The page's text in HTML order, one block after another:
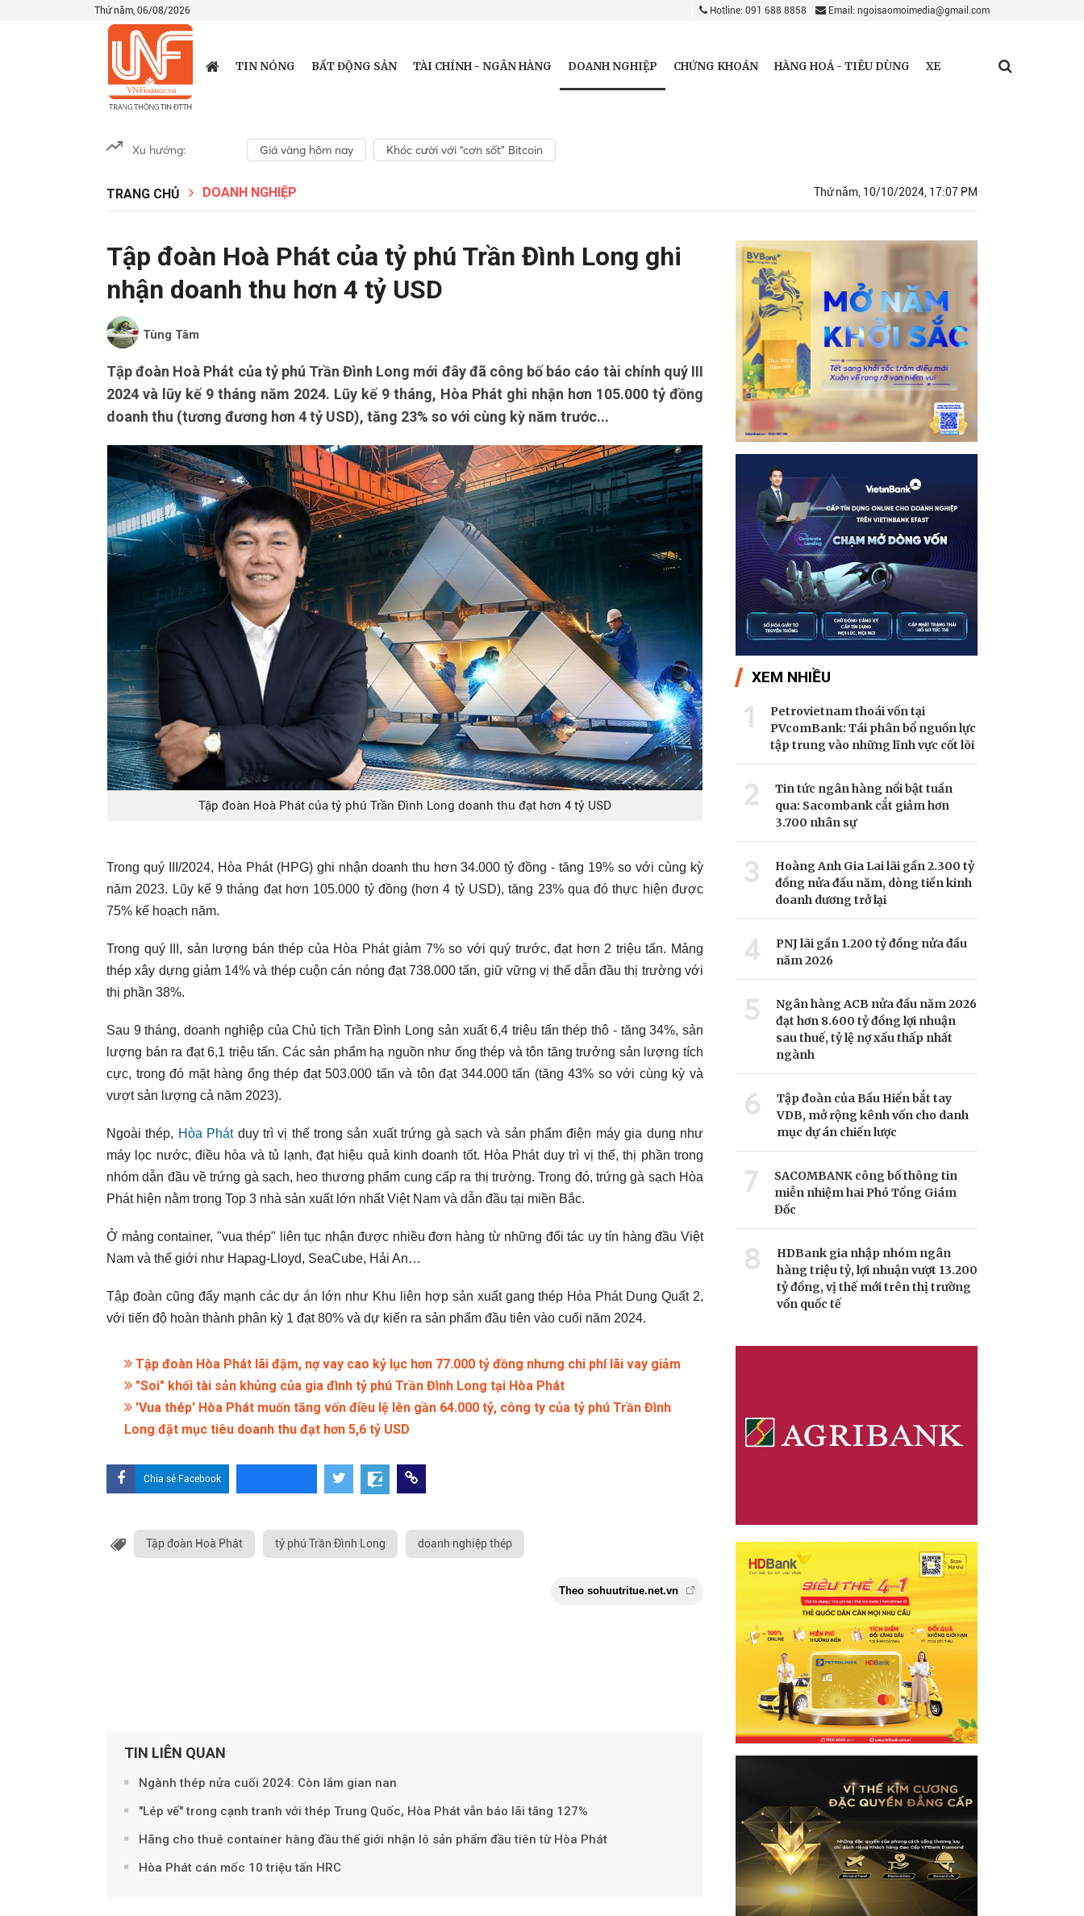
Thứ năm, 06/08/2026 Hotline: 091 688 8858 Email: ngoisaomoimedia@gmail.com
TIN NÓNG BẤT ĐỘNG SẢN TÀI CHÍNH - NGÂN HÀNG DOANH NGHIỆP CHỨNG KHOÁN HÀNG HOÁ - TIÊU DÙNG XE
Xu hướng: Giá vàng hôm nay Khóc cười với “cơn sốt” Bitcoin
TRANG CHỦ DOANH NGHIỆP Thứ năm, 10/10/2024, 17:07 PM
Tập đoàn Hoà Phát của tỷ phú Trần Đình Long ghi
nhận doanh thu hơn 4 tỷ USD
Tùng Tâm
Tập đoàn Hoà Phát của tỷ phú Trần Đình Long mới đây đã công bố báo cáo tài chính quý III
2024 và lũy kế 9 tháng năm 2024. Lũy kế 9 tháng, Hòa Phát ghi nhận hơn 105.000 tỷ đồng
doanh thu (tương đương hơn 4 tỷ USD), tăng 23% so với cùng kỳ năm trước...
Tập đoàn Hoà Phát của tỷ phú Trần Đình Long doanh thu đạt hơn 4 tỷ USD
Trong quý III/2024, Hòa Phát (HPG) ghi nhận doanh thu hơn 34.000 tỷ đồng - tăng 19% so với cùng kỳ
năm 2023. Lũy kế 9 tháng đạt hơn 105.000 tỷ đồng (hơn 4 tỷ USD), tăng 23% qua đó thực hiện được
75% kế hoạch năm.
Trong quý III, sản lượng bán thép của Hòa Phát giảm 7% so với quý trước, đạt hơn 2 triệu tấn. Mảng
thép xây dựng giảm 14% và thép cuộn cán nóng đạt 738.000 tấn, giữ vững vị thế dẫn đầu thị trường với
thị phần 38%.
Sau 9 tháng, doanh nghiệp của Chủ tịch Trần Đình Long sản xuất 6,4 triệu tấn thép thô - tăng 34%, sản
lượng bán ra đạt 6,1 triệu tấn. Các sản phẩm hạ nguồn như ống thép và tôn tăng trưởng sản lượng tích
cực, trong đó mặt hàng ống thép đạt 503.000 tấn và tôn đạt 344.000 tấn (tăng 43% so với cùng kỳ và
vượt sản lượng cả năm 2023).
Ngoài thép, Hòa Phát duy trì vị thế trong sản xuất trứng gà sạch và sản phẩm điện máy gia dụng như
máy lọc nước, điều hòa và tủ lạnh, đạt hiệu quả kinh doanh tốt. Hòa Phát duy trì vị thế, thị phần trong
nhóm dẫn đầu về trứng gà sạch, heo thương phẩm cung cấp ra thị trường. Trong đó, trứng gà sạch Hòa
Phát hiện nằm trong Top 3 nhà sản xuất lớn nhất Việt Nam và dẫn đầu tại miền Bắc.
Ở mảng container, "vua thép" liên tục nhận được nhiều đơn hàng từ những đối tác uy tín hàng đầu Việt
Nam và thế giới như Hapag-Lloyd, SeaCube, Hải An…
Tập đoàn cũng đẩy mạnh các dự án lớn như Khu liên hợp sản xuất gang thép Hòa Phát Dung Quất 2,
với tiến độ hoàn thành phân kỳ 1 đạt 80% và dự kiến ra sản phẩm đầu tiên vào cuối năm 2024.
Tập đoàn Hòa Phát lãi đậm, nợ vay cao kỷ lục hơn 77.000 tỷ đồng nhưng chi phí lãi vay giảm
"Soi" khối tài sản khủng của gia đình tỷ phú Trần Đình Long tại Hòa Phát
'Vua thép' Hòa Phát muốn tăng vốn điều lệ lên gần 64.000 tỷ, công ty của tỷ phú Trần Đình
Long đặt mục tiêu doanh thu đạt hơn 5,6 tỷ USD
Chia sẻ Facebook
Tập đoàn Hoà Phát tỷ phú Trần Đình Long doanh nghiệp thép
TIN LIÊN QUAN
Ngành thép nửa cuối 2024: Còn lắm gian nan
"Lép vế" trong cạnh tranh với thép Trung Quốc, Hòa Phát vẫn báo lãi tăng 127%
Hãng cho thuê container hàng đầu thế giới nhận lô sản phẩm đầu tiên từ Hòa Phát
Hòa Phát cán mốc 10 triệu tấn HRC
XEM NHIỀU
1
Petrovietnam thoái vốn tại
PVcomBank: Tái phân bổ nguồn lực
tập trung vào những lĩnh vực cốt lõi
2
Tin tức ngân hàng nổi bật tuần
qua: Sacombank cắt giảm hơn
3.700 nhân sự
3
Hoàng Anh Gia Lai lãi gần 2.300 tỷ
đồng nửa đầu năm, dòng tiền kinh
doanh dương trở lại
4
PNJ lãi gần 1.200 tỷ đồng nửa đầu
năm 2026
5
Ngân hàng ACB nửa đầu năm 2026
đạt hơn 8.600 tỷ đồng lợi nhuận
sau thuế, tỷ lệ nợ xấu thấp nhất
ngành
6
Tập đoàn của Bầu Hiển bắt tay
VDB, mở rộng kênh vốn cho danh
mục dự án chiến lược
7
SACOMBANK công bố thông tin
miễn nhiệm hai Phó Tổng Giám
Đốc
8
HDBank gia nhập nhóm ngân
hàng triệu tỷ, lợi nhuận vượt 13.200
tỷ đồng, vị thế mới trên thị trường
vốn quốc tế